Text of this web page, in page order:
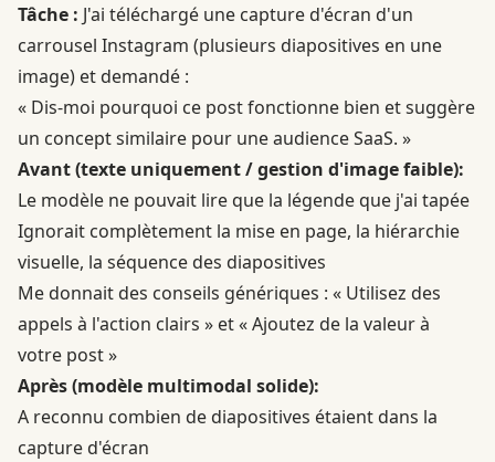
Tâche : J'ai téléchargé une capture d'écran d'un
carrousel Instagram (plusieurs diapositives en une
image) et demandé :
« Dis-moi pourquoi ce post fonctionne bien et suggère
un concept similaire pour une audience SaaS. »
Avant (texte uniquement / gestion d'image faible):
Le modèle ne pouvait lire que la légende que j'ai tapée
Ignorait complètement la mise en page, la hiérarchie
visuelle, la séquence des diapositives
Me donnait des conseils génériques : « Utilisez des
appels à l'action clairs » et « Ajoutez de la valeur à
votre post »
Après (modèle multimodal solide):
A reconnu combien de diapositives étaient dans la
capture d'écran